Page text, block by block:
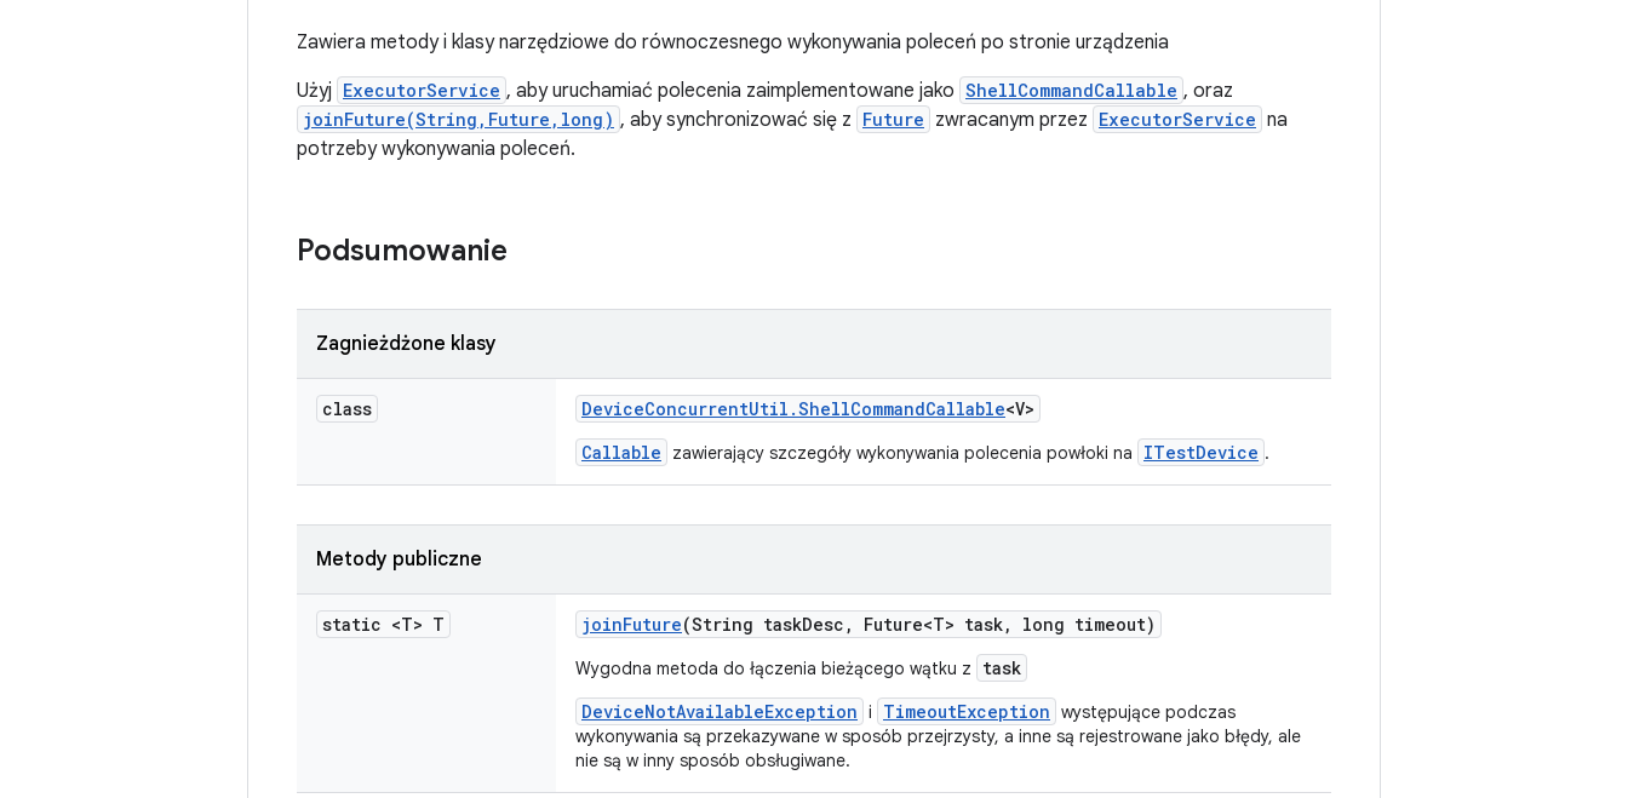
Zawiera metody i klasy narzędziowe do równoczesnego wykonywania poleceń po stronie urządzenia
Użyj ExecutorService , aby uruchamiać polecenia zaimplementowane jako ShellCommandCallable , oraz
joinFuture(String,Future,long) , aby synchronizować się z Future zwracanym przez ExecutorService na
potrzeby wykonywania poleceń.
Podsumowanie
Zagnieżdżone klasy
class DeviceConcurrentUtil .ShellCommandCallable<V>
Callable
zawierający szczegóły wykonywania polecenia powłoki na ITestDevice .
Metody publiczne
static <T> T joinFuture(String taskDesc , Future<T> task, long timeout)
Wygodna metoda do łączenia bieżącego wątku z
task
DeviceNotAvailableException i TimeoutException występujące podczas
wykonywania są przekazywane w sposób przejrzysty, a inne są rejestrowane jako błędy, ale
nie są w inny sposób obsługiwane.